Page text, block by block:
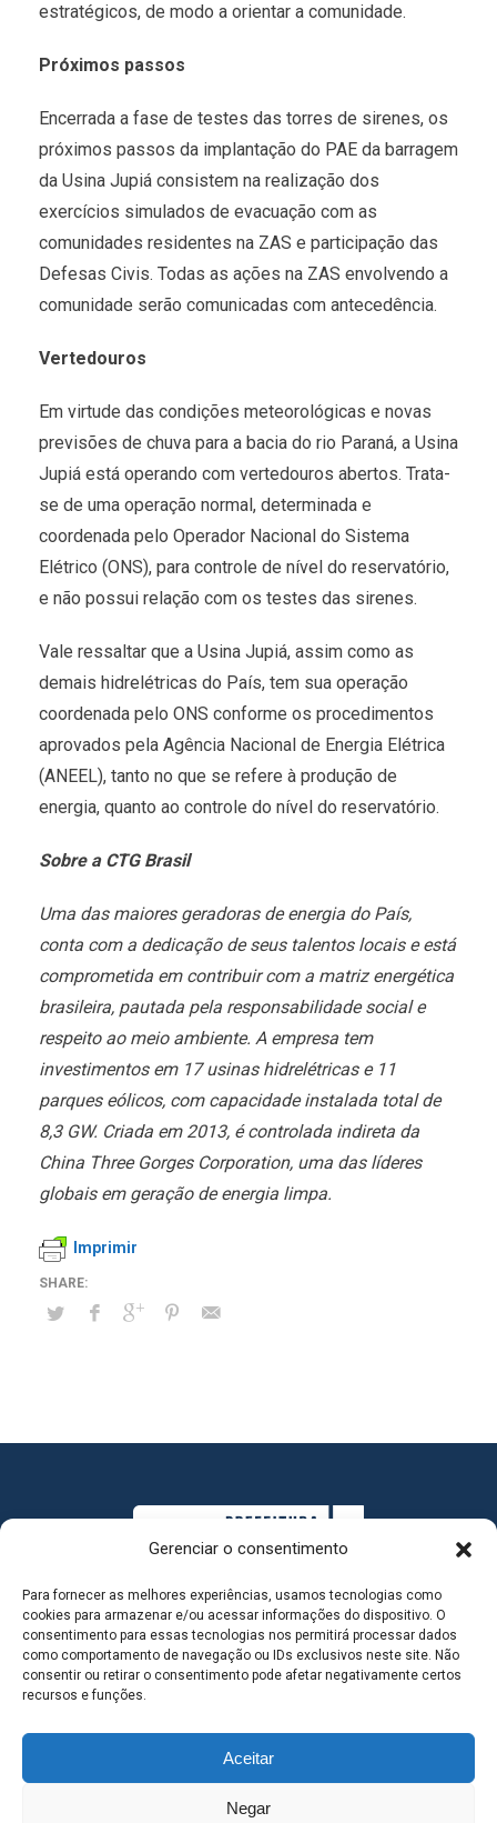
Gerenciar o consentimento
Para fornecer as melhores experiências, usamos tecnologias como
cookies para armazenar e/ou acessar informações do dispositivo. O
consentimento para essas tecnologias nos permitirá processar dados
como comportamento de navegação ou IDs exclusivos neste site. Não
consentir ou retirar o consentimento pode afetar negativamente certos
recursos e funções.
Aceitar
Negar
estratégicos, de modo a orientar a comunidade.
Próximos passos
Encerrada a fase de testes das torres de sirenes, os
próximos passos da implantação do PAE da barragem
da Usina Jupiá consistem na realização dos
exercícios simulados de evacuação com as
comunidades residentes na ZAS e participação das
Defesas Civis. Todas as ações na ZAS envolvendo a
comunidade serão comunicadas com antecedência.
Vertedouros
Em virtude das condições meteorológicas e novas
previsões de chuva para a bacia do rio Paraná, a Usina
Jupiá está operando com vertedouros abertos. Trata-
se de uma operação normal, determinada e
coordenada pelo Operador Nacional do Sistema
Elétrico (ONS), para controle de nível do reservatório,
e não possui relação com os testes das sirenes.
Vale ressaltar que a Usina Jupiá, assim como as
demais hidrelétricas do País, tem sua operação
coordenada pelo ONS conforme os procedimentos
aprovados pela Agência Nacional de Energia Elétrica
(ANEEL), tanto no que se refere à produção de
energia, quanto ao controle do nível do reservatório.
Sobre a CTG Brasil
Uma das maiores geradoras de energia do País,
conta com a dedicação de seus talentos locais e está
comprometida em contribuir com a matriz energética
brasileira, pautada pela responsabilidade social e
respeito ao meio ambiente. A empresa tem
investimentos em 17 usinas hidrelétricas e 11
parques eólicos, com capacidade instalada total de
8,3 GW. Criada em 2013, é controlada indireta da
China Three Gorges Corporation, uma das líderes
globais em geração de energia limpa.
Imprimir
MAPA DO SITE
SEDE DO ADMINISTRATIVO MUNICIPAL - Avenida